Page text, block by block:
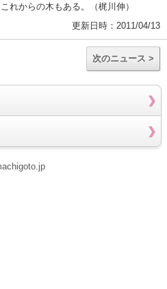
れからの木もある。（梶川伸）
更新日時：2011/04/13
次のニュース >